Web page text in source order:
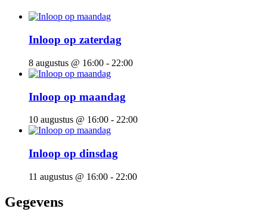
Inloop op zaterdag
8 augustus @ 16:00 - 22:00
Inloop op maandag
10 augustus @ 16:00 - 22:00
Inloop op dinsdag
11 augustus @ 16:00 - 22:00
Gegevens